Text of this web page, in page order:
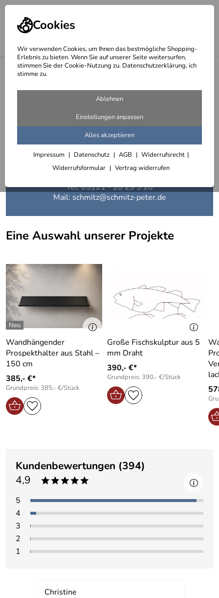
Cookies
Wir verwenden Cookies, um Ihnen das bestmögliche Shopping-
Erlebnis zu bieten. Wenn Sie auf unserer Seite weitersurfen,
stimmen Sie der Cookie-Nutzung zu. Datenschutzerklärung, ich
stimme zu.
Ablehnen
Einstellungen anpassen
Alles akzeptieren
Impressum Datenschutz AGB
Widerrufsrecht
Widerrufsformular
Vertrag widerrufen
Metalldesign, Kunstschmiede
Diplom Designer
Peter Schmitz
Tel: 05121 - 28 29 3 20
Mail: schmitz@schmitz-peter.de
Eine Auswahl unserer Projekte
Wandhängender
Prospekthalter aus Stahl –
150 cm
385,- €*
Grundpreis: 385,- €/Stück
Große Fischskulptur aus 5
mm Draht
390,- €*
Grundpreis: 390,- €/Stück
Kundenbewertungen (394)
4,9
*****
5
4
3
2
1
Christine